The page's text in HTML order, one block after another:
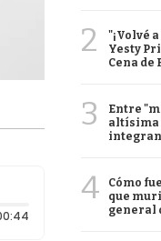
Duración: 44 segundos
2
"¡Volvé
Yesty
Cena de
3
Entre
altísima
4
Cómo
que
general